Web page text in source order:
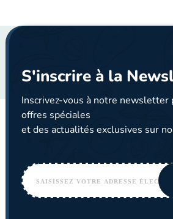
S'inscrire à la
Inscrivez-vous à notre newsletter
offres spéciales
et des actualités exclusives sur